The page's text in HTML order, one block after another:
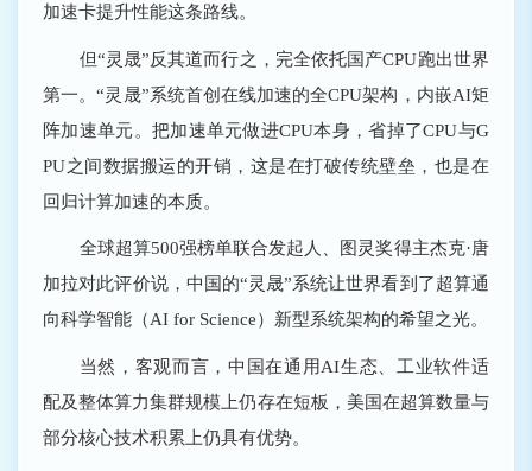
加速卡提升性能这条路线。
但“灵晟”反其道而行之，完全依托国产CPU跑出世界
第一。“灵晟”系统首创在线加速的全CPU架构，内嵌AI矩
阵加速单元。把加速单元做进CPU本身，省掉了CPU与G
PU之间数据搬运的开销，这是在打破传统壁垒，也是在
回归计算加速的本质。
全球超算500强榜单联合发起人、图灵奖得主杰克·唐
加拉对此评价说，中国的“灵晟”系统让世界看到了超算通
向科学智能（AI for Science）新型系统架构的希望之光。
当然，客观而言，中国在通用AI生态、工业软件适
配及整体算力集群规模上仍存在短板，美国在超算数量与
部分核心技术积累上仍具有优势。